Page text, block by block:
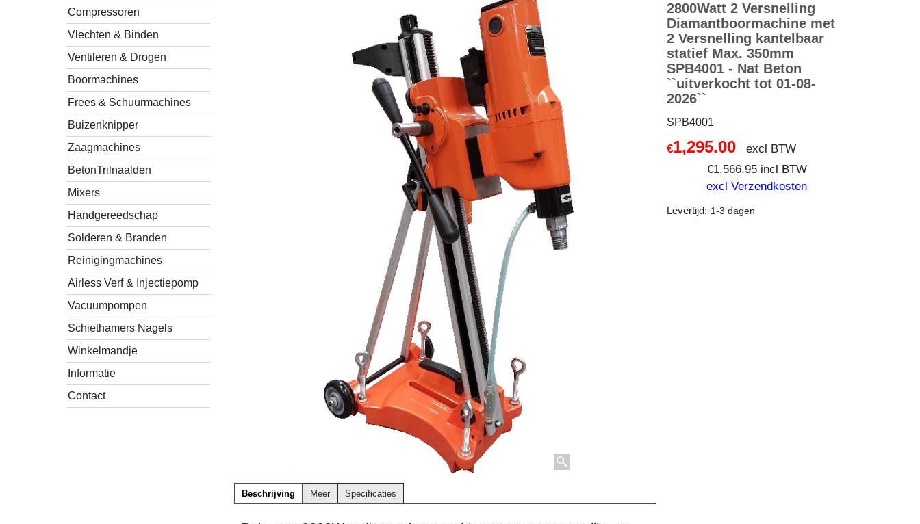
Compressoren
Vlechten & Binden
Ventileren & Drogen
Boormachines
Frees & Schuurmachines
Buizenknipper
Zaagmachines
BetonTrilnaalden
Mixers
Handgereedschap
Solderen & Branden
Reinigingmachines
Airless Verf & Injectiepomp
Vacuumpompen
Schiethamers Nagels
Winkelmandje
Informatie
Contact
2800Watt 2 Versnelling
Diamantboormachine met
2 Versnelling kantelbaar
statief Max. 350mm
SPB4001 - Nat Beton
``uitverkocht tot 01-08-
2026``
SPB4001
€1,295.00
excl BTW
€1,566.95 incl BTW
excl Verzendkosten
Levertijd: 1-3 dagen
Beschrijving Meer Specificaties